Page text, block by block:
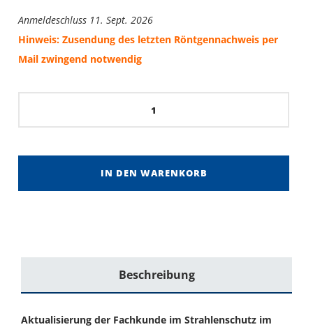
Anmeldeschluss 11. Sept. 2026
Hinweis: Zusendung des letzten Röntgennachweis per
Mail zwingend notwendig
25.
IN DEN WARENKORB
Beschreibung
Aktualisierung der Fachkunde im Strahlenschutz im